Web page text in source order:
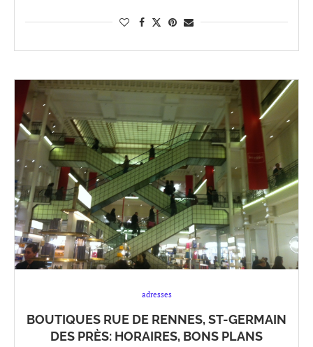
adresses
BOUTIQUES RUE DE RENNES, ST-GERMAIN
DES PRÈS: HORAIRES, BONS PLANS